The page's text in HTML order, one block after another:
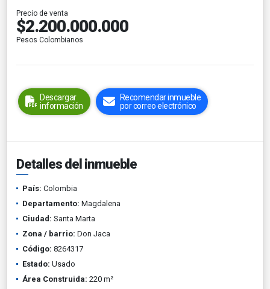
Precio de venta
$2.200.000.000
Pesos Colombianos
Descargar
información
Recomendar inmueble
por correo electrónico
Detalles del inmueble
País: Colombia
Departamento: Magdalena
Ciudad: Santa Marta
Zona / barrio: Don Jaca
Código: 8264317
Estado: Usado
Área Construida: 220 m²